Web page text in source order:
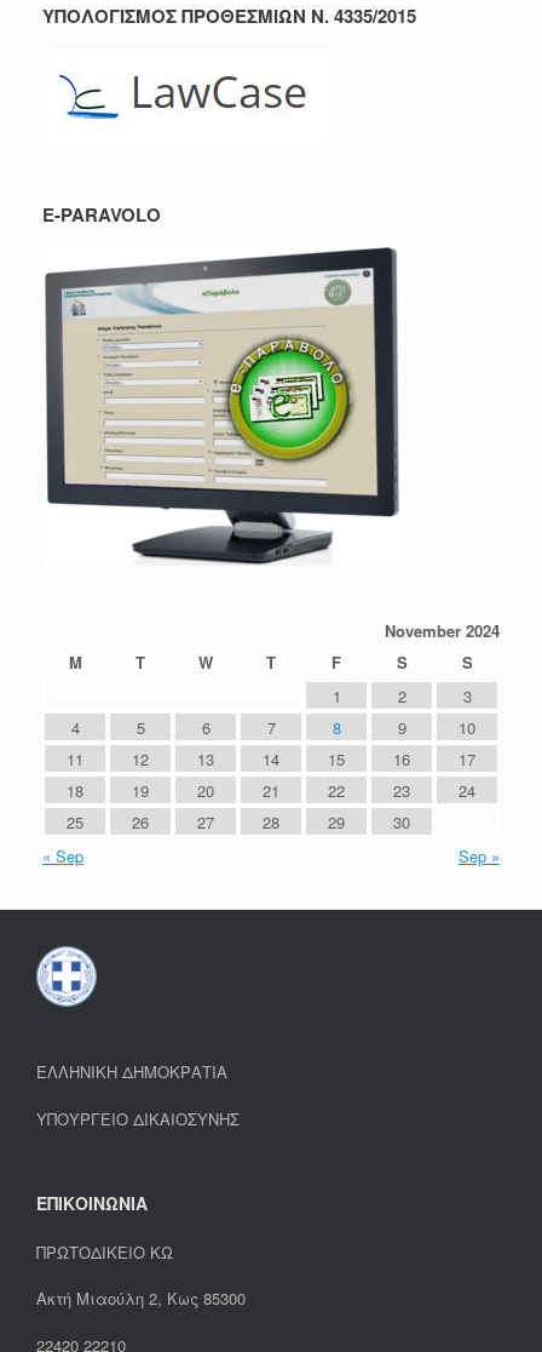
ΥΠΟΛΟΓΙΣΜΟΣ ΠΡΟΘΕΣΜΙΩΝ Ν. 4335/2015
E-PARAVOLO
November 2024
M
T W T F S
S
1
2
3
4
5 6 7 8 9
10
11
12 13 14 15 16
17
18
19 20 21 22 23
24
25
26 27 28 29
30
« Sep
Sep »
ΕΛΛΗΝΙΚΗ ΔΗΜΟΚΡΑΤΙΑ
ΥΠΟΥΡΓΕΙΟ ΔΙΚΑΙΟΣΥΝΗΣ
ΕΠΙΚΟΙΝΩΝΙΑ
ΠΡΩΤΟΔΙΚΕΙΟ ΚΩ
Ακτή Μιαούλη 2, Κως 85300
22420 22210